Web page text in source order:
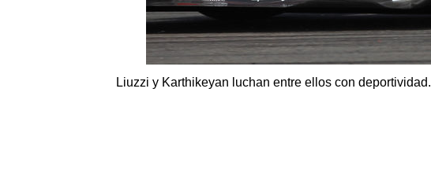
Liuzzi y Karthikeyan luchan entre ellos con deportividad.